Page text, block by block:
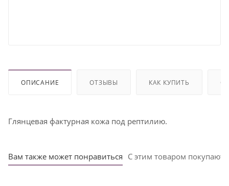
ОПИСАНИЕ ОТЗЫВЫ КАК КУПИТЬ
Глянцевая фактурная кожа под рептилию.
Вам также может понравиться С этим товаром покупают